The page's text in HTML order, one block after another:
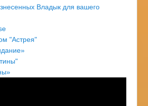
Владык для вашего
"Астрея"